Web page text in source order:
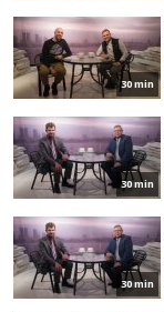
30 min
30 min
30 min